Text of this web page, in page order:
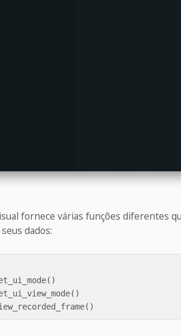
fornece várias funções diferentes
dados:
()
()
()